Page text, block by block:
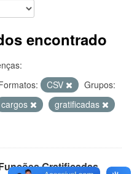
encontrado
CSV
Grupos:
cargos
gratificadas
Gratificadas